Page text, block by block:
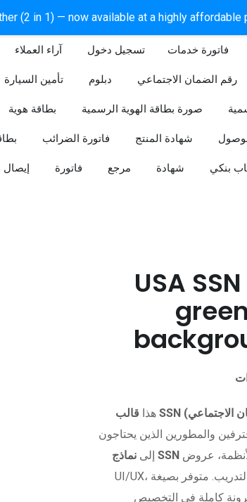
(2 in 1) — now available at a highly affordable
آراء العملاء تسجيل دخول​ فاتورة خدمات
تأمين السيارة دبلوم رقم الضمان الاجتماعي
بطاقة هوية صورة بطاقة الهوية الرسمية
فاتورة الضرائب شهادة المنتج
إيصال فاتورة مرجع شهادة بنكي
USA
هذا
والمطورين الذين يحتاجون
إلى
عروض